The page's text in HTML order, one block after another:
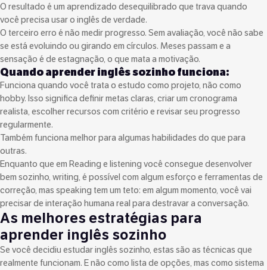
O resultado é um aprendizado desequilibrado que trava quando
você precisa usar o inglês de verdade.
O terceiro erro é não medir progresso. Sem avaliação, você não sabe
se está evoluindo ou girando em círculos. Meses passam e a
sensação é de estagnação, o que mata a motivação.
Quando aprender inglês sozinho funciona:
Funciona quando você trata o estudo como projeto, não como
hobby. Isso significa definir metas claras, criar um cronograma
realista, escolher recursos com critério e revisar seu progresso
regularmente.
Também funciona melhor para algumas habilidades do que para
outras.
Enquanto que em Reading e listening você consegue desenvolver
bem sozinho, writing, é possível com algum esforço e ferramentas de
correção, mas speaking tem um teto: em algum momento, você vai
precisar de interação humana real para destravar a conversação.
As melhores estratégias para
aprender inglês sozinho
Se você decidiu estudar inglês sozinho, estas são as técnicas que
realmente funcionam. E não como lista de opções, mas como sistema